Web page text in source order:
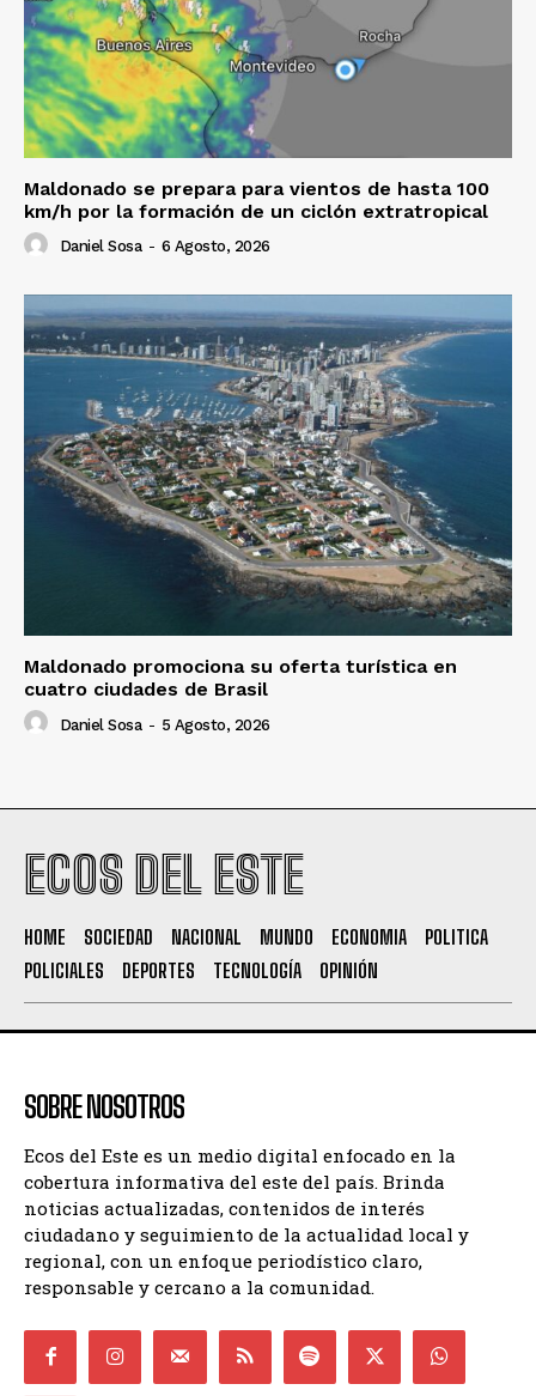
Maldonado se prepara para vientos de hasta 100
km/h por la formación de un ciclón extratropical
Daniel Sosa - 6 Agosto, 2026
Maldonado promociona su oferta turística en
cuatro ciudades de Brasil
Daniel Sosa - 5 Agosto, 2026
ECOS DEL ESTE
HOME SOCIEDAD NACIONAL MUNDO ECONOMIA
POLITICA
POLICIALES
DEPORTES TECNOLOGÍA OPINIÓN
SOBRE NOSOTROS
Ecos del Este es un medio digital enfocado en la
cobertura informativa del este del país. Brinda
noticias actualizadas, contenidos de interés
ciudadano y seguimiento de la actualidad local y
regional, con un enfoque periodístico claro,
responsable y cercano a la comunidad.